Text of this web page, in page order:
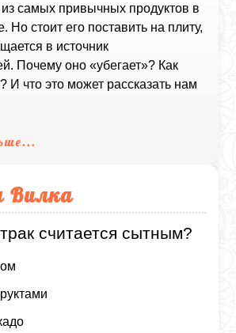
самых привычных продуктов в
стоит его поставить на плиту,
в источник
Почему оно «убегает»? Как
И что это может рассказать нам
Вилка
считается сытным?